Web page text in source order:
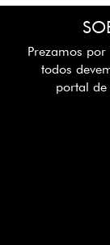
Prezamos
todos
portal de